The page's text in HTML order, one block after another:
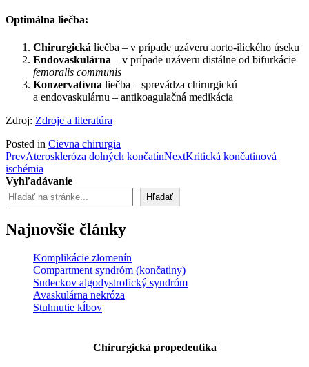
Optimálna liečba:
Chirurgická liečba – v prípade uzáveru aorto-ilického úseku
Endovaskulárna – v prípade uzáveru distálne od bifurkácie
femoralis communis
Konzervatívna liečba – sprevádza chirurgickú
a endovaskulárnu – antikoagulačná medikácia
Zdroj: Zdroje a literatúra
Posted in Cievna chirurgia
Post
navigation
PrevAteroskleróza dolných končatínNextKritická končatinová
ischémia
Vyhľadávanie
Hľadať
Najnovšie články
Komplikácie zlomenín
Compartment syndróm (končatiny)
Sudeckov algodystrofický syndróm
Avaskulárna nekróza
Stuhnutie kĺbov
Chirurgická propedeutika